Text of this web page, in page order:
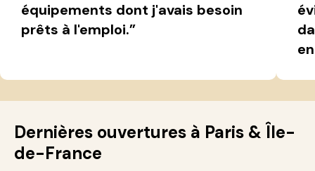
équipements dont j'avais besoin
prêts à l'emploi.”
Dernières ouvertures à Paris & Île-
de-France